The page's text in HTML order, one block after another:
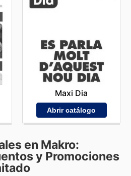
Maxi Dia
Abrir catálogo
en Makro:
y Promociones